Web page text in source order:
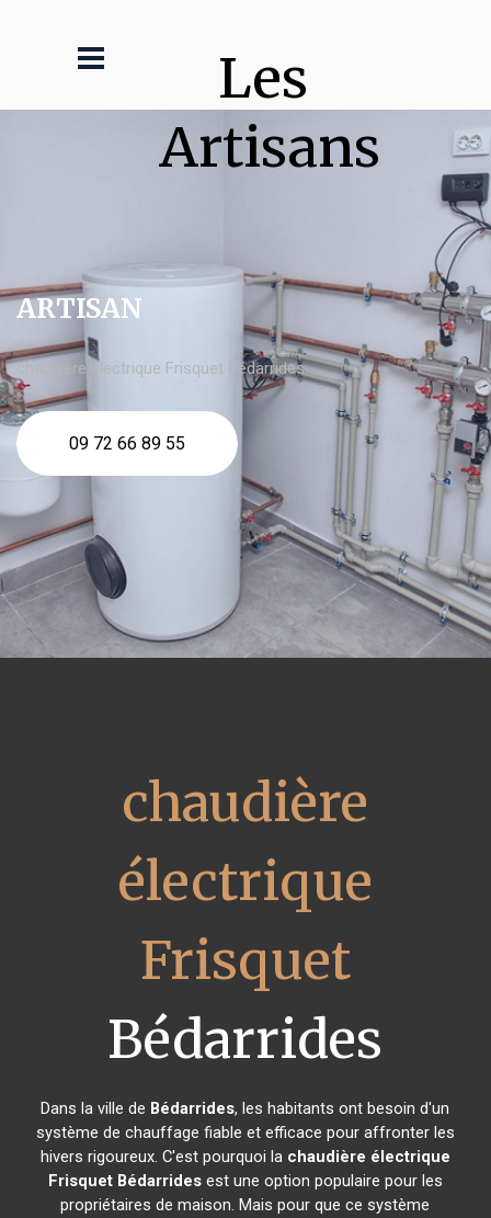
Les
Artisans
ARTISAN
chaudière électrique Frisquet Bédarrides
09 72 66 89 55
chaudière
électrique
Frisquet
Bédarrides
Dans la ville de Bédarrides, les habitants ont besoin d'un
système de chauffage fiable et efficace pour affronter les
hivers rigoureux. C'est pourquoi la chaudière électrique
Frisquet Bédarridesest une option populaire pour les
propriétaires de maison. Mais pour que ce système